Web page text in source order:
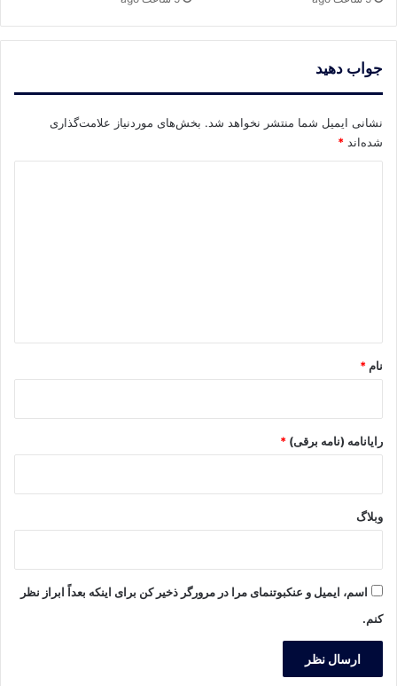
جواب دهید
نشانی ایمیل شما منتشر نخواهد شد. بخش‌های موردنیاز علامت‌گذاری
شده‌اند *
نام *
رایانامه (نامه برقی) *
وبلاگ
اسم، ایمیل و عنکبوتنمای مرا در مرورگر ذخیر کن برای اینکه بعداً ابراز نظر
کنم.